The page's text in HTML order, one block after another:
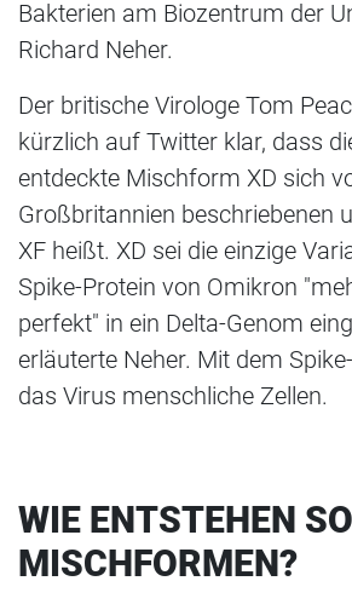
Bakterien am Biozentrum der
Richard Neher.
Der britische Virologe Tom
kürzlich auf Twitter klar, dass
entdeckte Mischform XD sich
Großbritannien beschriebenen
XF heißt. XD sei die einzige
Spike-Protein von Omikron
perfekt" in ein Delta-Genom
erläuterte Neher. Mit dem
das Virus menschliche Zellen.
WIE ENTSTEHEN
MISCHFORMEN?